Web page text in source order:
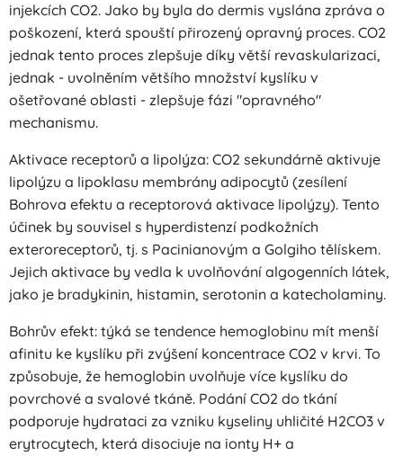
injekcích CO2. Jako by byla do dermis vyslána zpráva o
poškození, která spouští přirozený opravný proces. CO2
jednak tento proces zlepšuje díky větší revaskularizaci,
jednak - uvolněním většího množství kyslíku v
ošetřované oblasti - zlepšuje fázi "opravného"
mechanismu.
Aktivace receptorů a lipolýza: CO2 sekundárně aktivuje
lipolýzu a lipoklasu membrány adipocytů (zesílení
Bohrova efektu a receptorová aktivace lipolýzy). Tento
účinek by souvisel s hyperdistenzí podkožních
exteroreceptorů, tj. s Pacinianovým a Golgiho tělískem.
Jejich aktivace by vedla k uvolňování algogenních látek,
jako je bradykinin, histamin, serotonin a katecholaminy.
Bohrův efekt: týká se tendence hemoglobinu mít menší
afinitu ke kyslíku při zvýšení koncentrace CO2 v krvi. To
způsobuje, že hemoglobin uvolňuje více kyslíku do
povrchové a svalové tkáně. Podání CO2 do tkání
podporuje hydrataci za vzniku kyseliny uhličité H2CO3 v
erytrocytech, která disociuje na ionty H+ a